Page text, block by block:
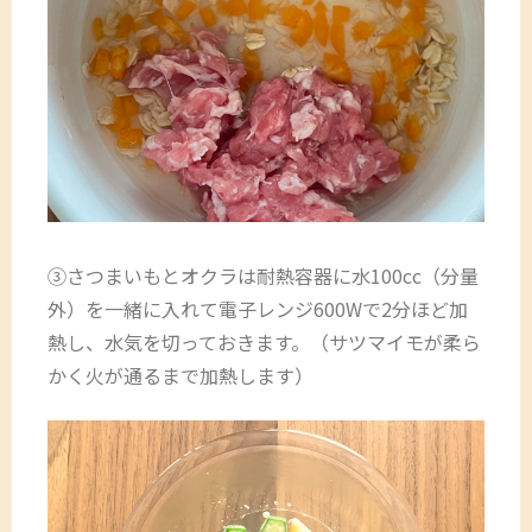
③さつまいもとオクラは耐熱容器に水100cc（分量
外）を一緒に入れて電子レンジ600Wで2分ほど加
熱し、水気を切っておきます。（サツマイモが柔ら
かく火が通るまで加熱します）